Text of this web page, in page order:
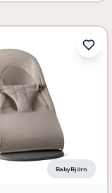
BabyBjörn